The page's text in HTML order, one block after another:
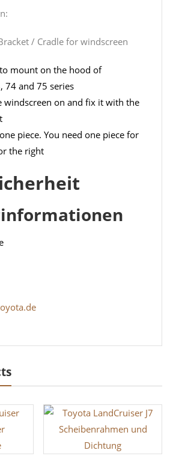
/ Cradle for windscreen
mount on the hood of
74 and 75 series
windscreen on and fix it with the
piece. You need one piece for
the right